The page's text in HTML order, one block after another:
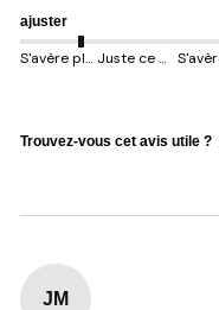
ajuster
S'avère plus petit Juste ce qu'il faut
Trouvez-vous cet avis utile ?
JM